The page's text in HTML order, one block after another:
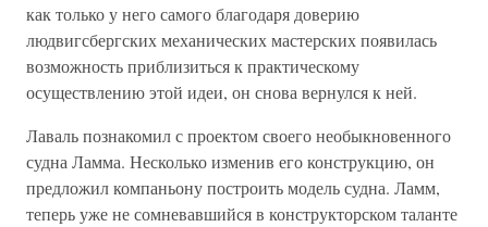
как только у него самого благодаря доверию
людвигсбергских механических мастерских появилась
возможность приблизиться к практическому
осуществлению этой идеи, он снова вернулся к ней.
Лаваль познакомил с проектом своего необыкновенного
судна Ламма. Несколько изменив его конструкцию, он
предложил компаньону построить модель судна. Ламм,
теперь уже не сомневавшийся в конструкторском таланте